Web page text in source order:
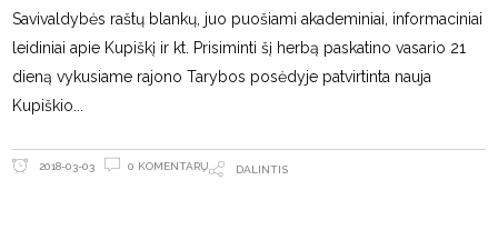
Savivaldybės raštų blankų, juo puošiami akademiniai, informaciniai
leidiniai apie Kupiškį ir kt. Prisiminti šį herbą paskatino vasario 21
dieną vykusiame rajono Tarybos posėdyje patvirtinta nauja
Kupiškio
2018-03-03 0 KOMENTARŲ DALINTIS